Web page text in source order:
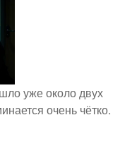
уже около двух
очень чётко.